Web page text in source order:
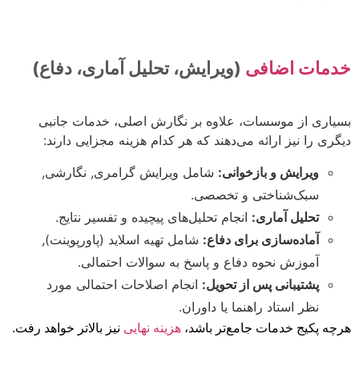
خدمات اضافی (ویرایش، تحلیل آماری، دفاع)
بسیاری از موسسات، علاوه بر نگارش اصلی، خدمات جانبی
دیگری را نیز ارائه می‌دهند که هر کدام هزینه مجزایی دارند:
ویرایش و بازخوانی: شامل ویرایش گرامری, نگارشی,
سبک‌شناختی و تخصصی.
تحلیل آماری: انجام تحلیل‌های پیچیده و تفسیر نتایج.
آماده‌سازی برای دفاع: شامل تهیه اسلاید (پاورپوینت),
آموزش نحوه دفاع و پاسخ به سوالات احتمالی.
پشتیبانی پس از تحویل: انجام اصلاحات احتمالی مورد
نظر استاد راهنما یا داوران.
هرچه پکیج خدمات جامع‌تر باشد، هزینه نهایی نیز بالاتر خواهد رفت.